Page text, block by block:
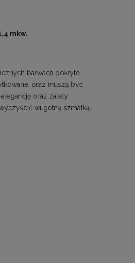
mkw.
barwach pokryte
oraz muszą być
oraz zalety
wilgotną szmatką.